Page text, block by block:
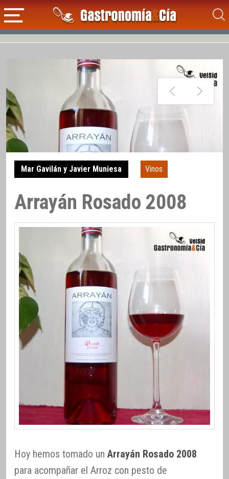
Mar Gavilán y Javier Muniesa Vinos
Arrayán Rosado 2008
Hoy hemos tomado un Arrayán Rosado 2008
para acompañar el Arroz con pesto de